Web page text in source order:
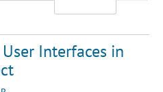
Interfaces in